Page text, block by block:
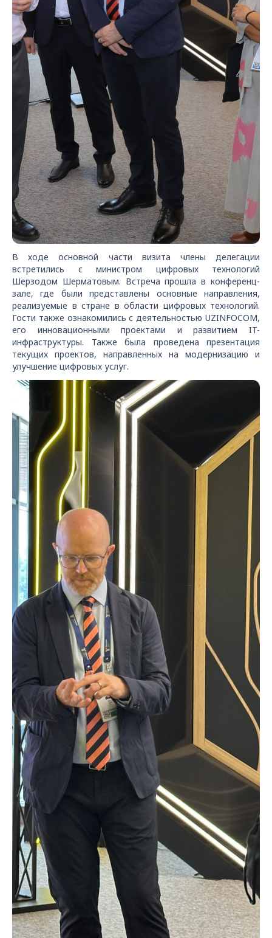
В ходе основной части визита члены делегации
встретились с министром цифровых технологий
Шерзодом Шерматовым. Встреча прошла в конференц-
зале, где были представлены основные направления,
реализуемые в стране в области цифровых технологий.
Гости также ознакомились с деятельностью UZINFOCOM,
его инновационными проектами и развитием IT-
инфраструктуры. Также была проведена презентация
текущих проектов, направленных на модернизацию и
улучшение цифровых услуг.